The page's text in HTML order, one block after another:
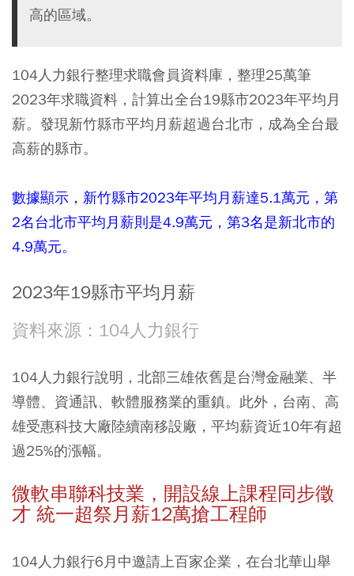
高的區域。
104人力銀行整理求職會員資料庫，整理25萬筆
2023年求職資料，計算出全台19縣市2023年平均月
薪。發現新竹縣市平均月薪超過台北市，成為全台最
高薪的縣市。
數據顯示，新竹縣市2023年平均月薪達5.1萬元，第
2名台北市平均月薪則是4.9萬元，第3名是新北市的
4.9萬元。
2023年19縣市平均月薪
資料來源：104人力銀行
104人力銀行說明，北部三雄依舊是台灣金融業、半
導體、資通訊、軟體服務業的重鎮。此外，台南、高
雄受惠科技大廠陸續南移設廠，平均薪資近10年有超
過25%的漲幅。
微軟串聯科技業，開設線上課程同步徵
才 統一超祭月薪12萬搶工程師
104人力銀行6月中邀請上百家企業，在台北華山舉